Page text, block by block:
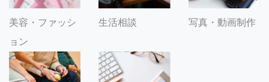
美容・ファッシ
ョン
生活相談 写真・動画制作